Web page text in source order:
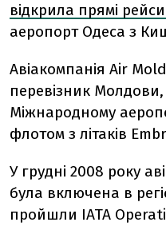
відкрила прямі рейси
аеропорт Одеса з
Авіакомпанія Air
перевізник Молдови,
Міжнародному
флотом з літаків
У грудні 2008 року
була включена в
пройшли IATA